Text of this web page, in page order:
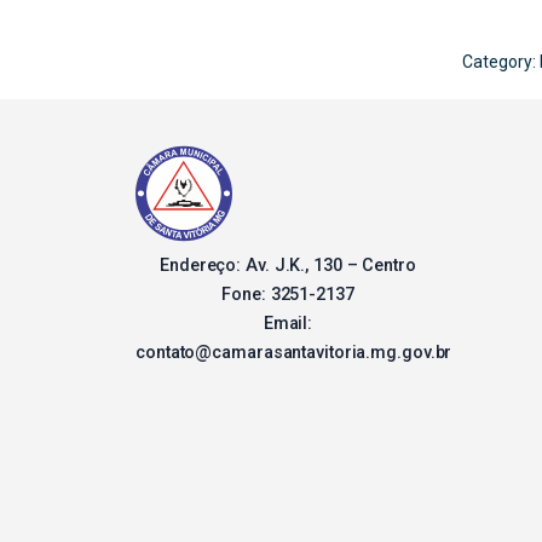
Category:
Endereço: Av. J.K., 130 – Centro
Fone: 3251-2137
Email:
contato@camarasantavitoria.mg.gov.br